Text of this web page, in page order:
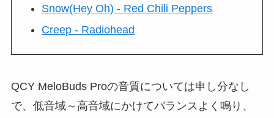
Snow(Hey Oh) - Red Chili Peppers
Creep - Radiohead
QCY MeloBuds Proの音質については申し分なし
で、低音域～高音域にかけてバランスよく鳴り、